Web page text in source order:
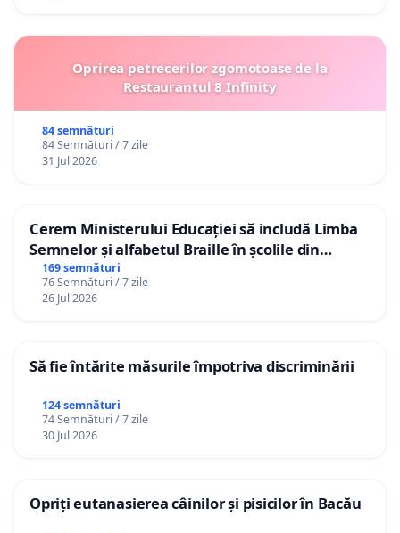
Oprirea petrecerilor zgomotoase de la
Restaurantul 8 Infinity
84 semnături
84 Semnături / 7 zile
31 Jul 2026
Cerem Ministerului Educației să includă Limba
Semnelor și alfabetul Braille în școlile din
Republica Moldova!
169 semnături
76 Semnături / 7 zile
26 Jul 2026
Să fie întărite măsurile împotriva discriminării
124 semnături
74 Semnături / 7 zile
30 Jul 2026
Opriți eutanasierea câinilor și pisicilor în Bacău